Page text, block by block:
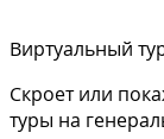
Виртуальный
Скроет или
туры на